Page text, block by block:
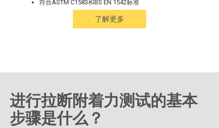
符合ASTM C1583和BS EN 1542标准
了解更多
进行拉断附着力测试的基本
步骤是什么？